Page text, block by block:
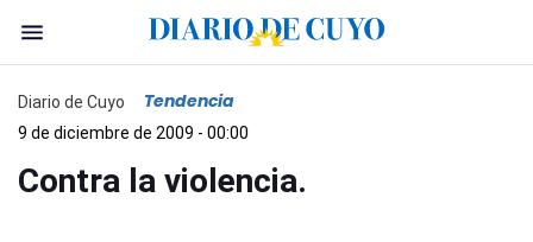
Diario de Cuyo Tendencia
9 de diciembre de 2009 - 00:00
Contra la violencia.